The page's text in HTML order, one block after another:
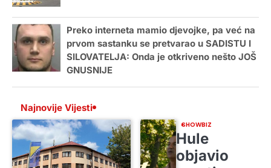
Preko interneta mamio djevojke, pa već na
prvom sastanku se pretvarao u SADISTU I
SILOVATELJA: Onda je otkriveno nešto JOŠ
GNUSNIJE
Najnovije Vijesti
SHOWBIZ
Hule
objavio